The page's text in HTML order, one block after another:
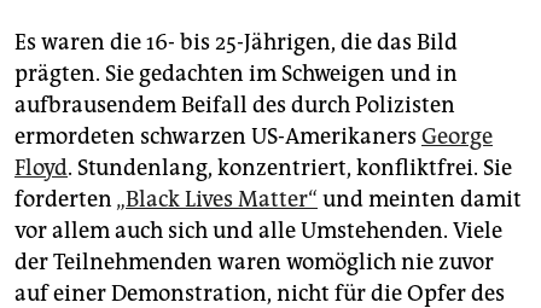
Es waren die 16- bis 25-Jährigen, die das Bild
prägten. Sie gedachten im Schweigen und in
aufbrausendem Beifall des durch Polizisten
ermordeten schwarzen US-Amerikaners George
Floyd. Stundenlang, konzentriert, konfliktfrei. Sie
forderten „Black Lives Matter“ und meinten damit
vor allem auch sich und alle Umstehenden. Viele
der Teilnehmenden waren womöglich nie zuvor
auf einer Demonstration, nicht für die Opfer des